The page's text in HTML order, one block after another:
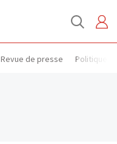
Revue de presse Politique